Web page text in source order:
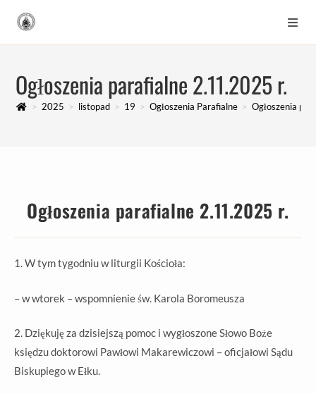
Ogłoszenia parafialne 2.11.2025 r.
> 2025 > listopad > 19 > Ogłoszenia Parafialne > Ogłoszenia
Ogłoszenia parafialne 2.11.2025 r.
1. W tym tygodniu w liturgii Kościoła:
– w wtorek – wspomnienie św. Karola Boromeusza
2. Dziękuję za dzisiejszą pomoc i wygłoszone Słowo Boże
księdzu doktorowi Pawłowi Makarewiczowi – oficjałowi Sądu
Biskupiego w Ełku.